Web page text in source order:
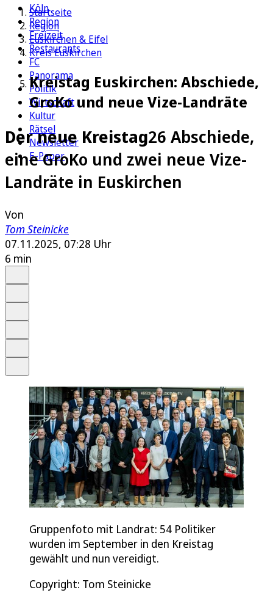
Köln
Region
Freizeit
Restaurants
FC
Panorama
Politik
Wirtschaft
Kultur
Rätsel
Newsletter
E-Paper
Startseite
Region
Euskirchen & Eifel
Kreis Euskirchen
Kreistag Euskirchen: Abschiede,
GroKo und neue Vize-Landräte
Der neue Kreistag26 Abschiede,
eine GroKo und zwei neue Vize-
Landräte in Euskirchen
Von
Tom Steinicke
07.11.2025, 07:28 Uhr
6 min
Gruppenfoto mit Landrat: 54 Politiker
wurden im September in den Kreistag
gewählt und nun vereidigt.
Copyright: Tom Steinicke